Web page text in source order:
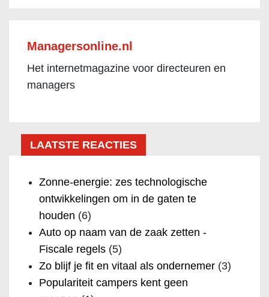
Managersonline.nl
Het internetmagazine voor directeuren en
managers
LAATSTE REACTIES
Zonne-energie: zes technologische
ontwikkelingen om in de gaten te
houden (6)
Auto op naam van de zaak zetten -
Fiscale regels (5)
Zo blijf je fit en vitaal als ondernemer (3)
Populariteit campers kent geen